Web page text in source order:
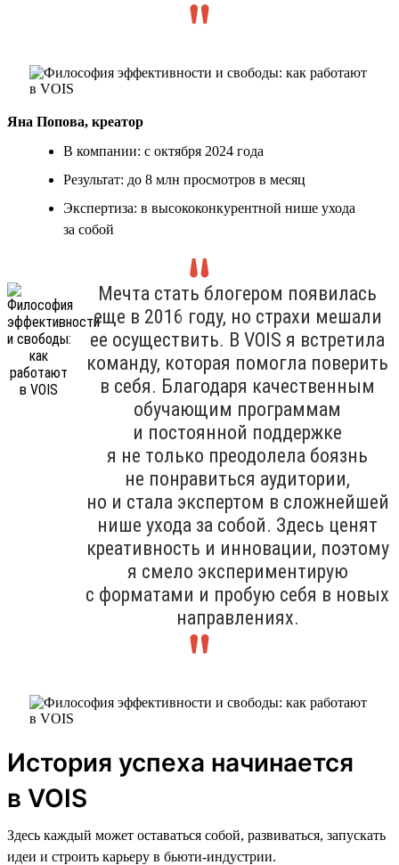
Яна Попова, креатор
В компании: с октября 2024 года
Результат: до 8 млн просмотров в месяц
Экспертиза: в высококонкурентной нише ухода
за собой
Мечта стать блогером появилась
еще в 2016 году, но страхи мешали
ее осуществить. В VOIS я встретила
команду, которая помогла поверить
в себя. Благодаря качественным
обучающим программам
и постоянной поддержке
я не только преодолела боязнь
не понравиться аудитории,
но и стала экспертом в сложнейшей
нише ухода за собой. Здесь ценят
креативность и инновации, поэтому
я смело экспериментирую
с форматами и пробую себя в новых
направлениях.
История успеха начинается
в VOIS
Здесь каждый может оставаться собой, развиваться, запускать
идеи и строить карьеру в бьюти-индустрии.